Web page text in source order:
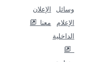
وسائل
الإعلام
الداخلية
الإعلان
معنا